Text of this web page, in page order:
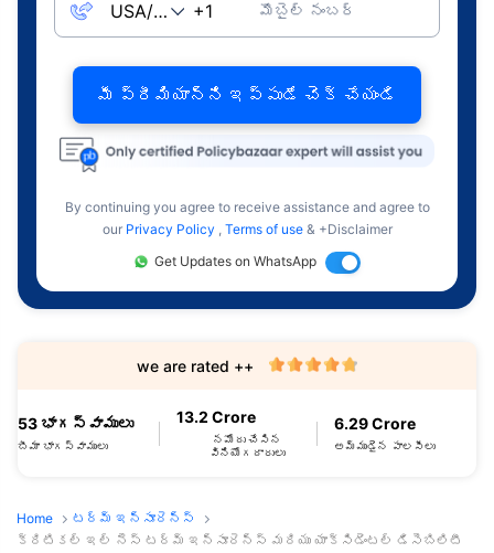
మొబైల్ నంబర్
మీ ప్రీమియాన్ని ఇప్పుడే చెక్ చేయండి
By continuing you agree to receive assistance and agree to
our Privacy Policy , Terms of use & +Disclaimer
Get Updates on WhatsApp
53 భాగస్వాములు
బీమా భాగస్వాములు
13.2 Crore
నమోదు చేసిన
వినియోగదారులు
6.29 Crore
అమ్ముడైన పాలసీలు
we are rated ++
Home
టర్మ్ ఇన్సూరెన్స్
క్రిటికల్ ఇల్ నెస్ టర్మ్ ఇన్సూరెన్స్ మరియు యాక్సిడెంటల్ డిసెబిలిటీ